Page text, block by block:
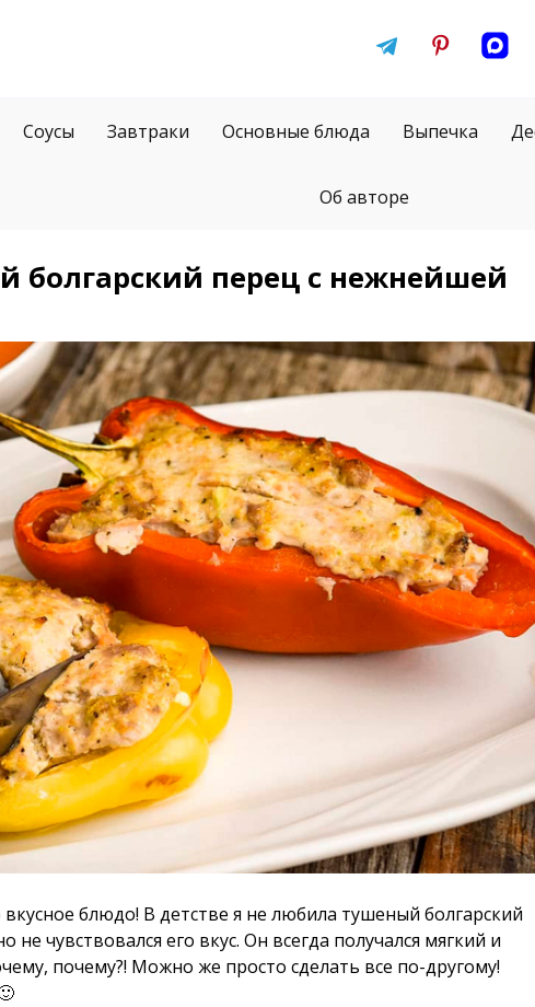
Соусы Завтраки Основные блюда Выпечка
Об авторе
болгарский перец с нежнейшей
блюдо! В детстве я не любила тушеный болгарский
не чувствовался его вкус. Он всегда получался мягкий и
почему?! Можно же просто сделать все по-другому!